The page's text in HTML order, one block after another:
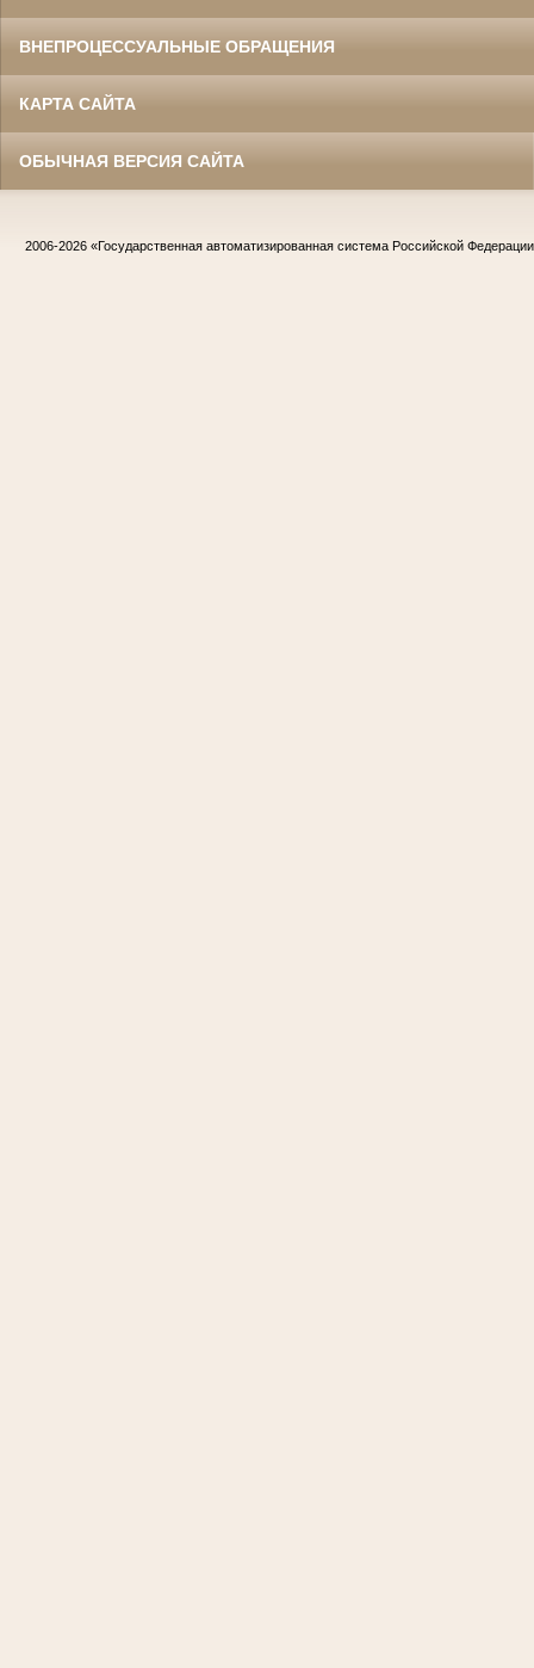
ВНЕПРОЦЕССУАЛЬНЫЕ ОБРАЩЕНИЯ
КАРТА САЙТА
ОБЫЧНАЯ ВЕРСИЯ САЙТА
2006-2026 «Государственная автоматизированная система Российской